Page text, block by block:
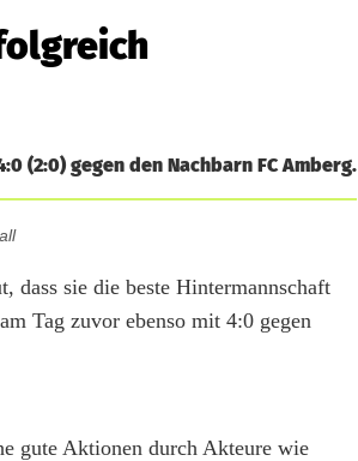
(2:0) gegen den Nachbarn FC Amberg.
dass sie die beste Hintermannschaft
Tag zuvor ebenso mit 4:0 gegen
gute Aktionen durch Akteure wie